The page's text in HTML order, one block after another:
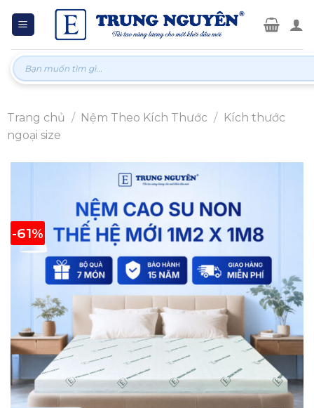
Tìm
kiếm:
Trang chủ / Nệm Theo Kích Thước / Kích thước
ngoại size
-61%